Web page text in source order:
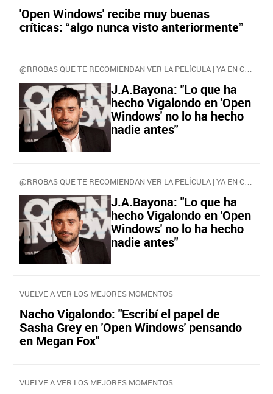
'Open Windows' recibe muy buenas
críticas: “algo nunca visto anteriormente”
@RROBAS QUE TE RECOMIENDAN VER LA PELÍCULA | YA EN CINES
J.A.Bayona: "Lo que ha
hecho Vigalondo en 'Open
Windows' no lo ha hecho
nadie antes"
J.A.Bayona: "Lo que ha
hecho Vigalondo en 'Open
Windows' no lo ha hecho
nadie antes"
VUELVE A VER LOS MEJORES MOMENTOS
Nacho Vigalondo: "Escribí el papel de
Sasha Grey en 'Open Windows' pensando
en Megan Fox"
VUELVE A VER LOS MEJORES MOMENTOS